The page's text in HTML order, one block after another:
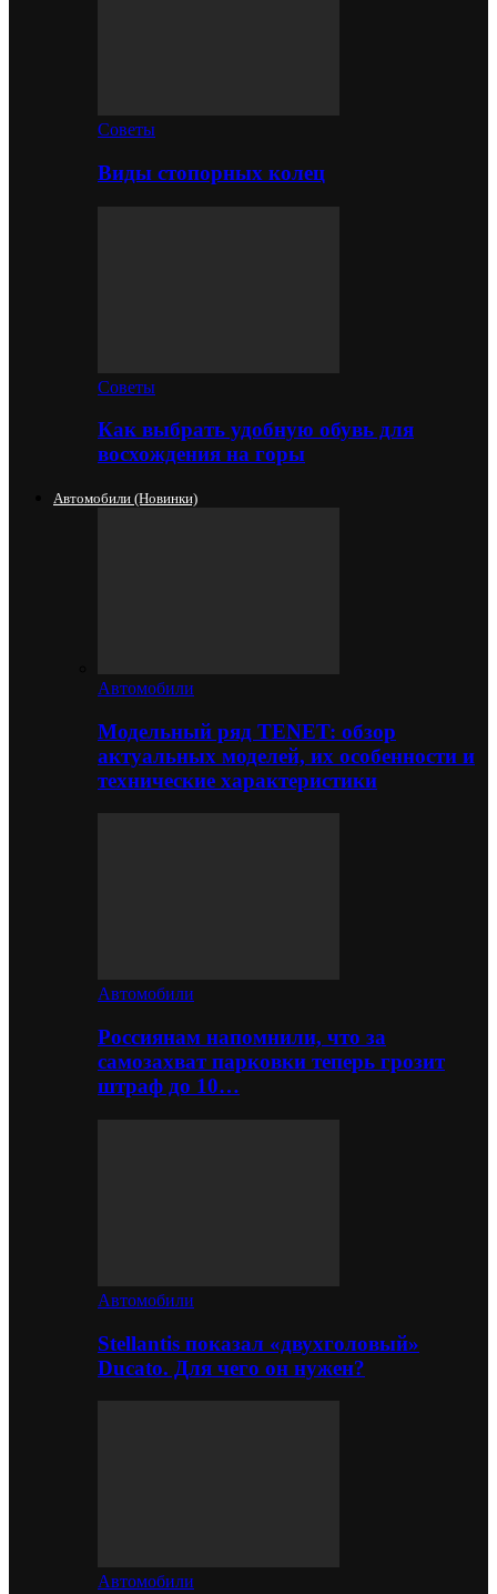
Советы
Виды стопорных колец
Советы
Как выбрать удобную обувь для
восхождения на горы
Автомобили (новинки)
Автомобили
Модельный ряд TENET: обзор
актуальных моделей, их особенности и
технические характеристики
Автомобили
Россиянам напомнили, что за
самозахват парковки теперь грозит
штраф до 10…
Автомобили
Stellantis показал «двухголовый»
Ducato. Для чего он нужен?
Автомобили